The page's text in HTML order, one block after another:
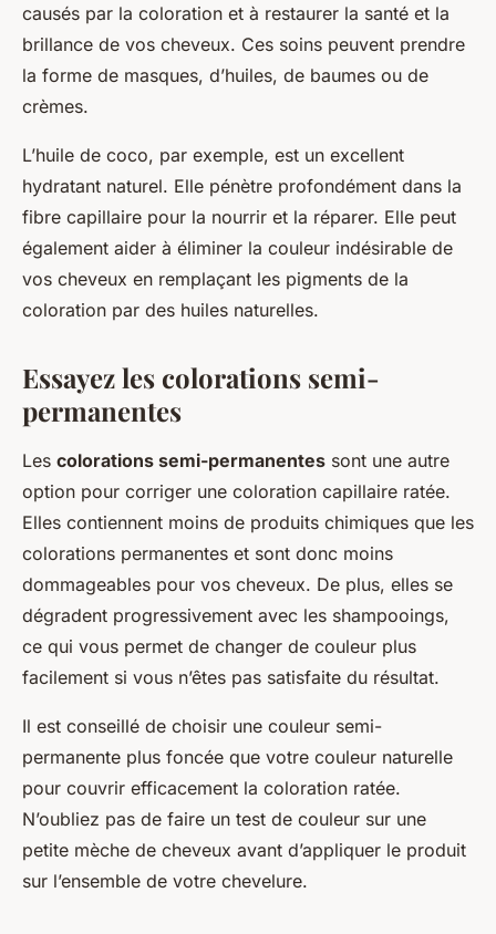
causés par la coloration et à restaurer la santé et la
brillance de vos cheveux. Ces soins peuvent prendre
la forme de masques, d’huiles, de baumes ou de
crèmes.
L’huile de coco, par exemple, est un excellent
hydratant naturel. Elle pénètre profondément dans la
fibre capillaire pour la nourrir et la réparer. Elle peut
également aider à éliminer la couleur indésirable de
vos cheveux en remplaçant les pigments de la
coloration par des huiles naturelles.
Essayez les colorations semi-
permanentes
Les colorations semi-permanentes sont une autre
option pour corriger une coloration capillaire ratée.
Elles contiennent moins de produits chimiques que les
colorations permanentes et sont donc moins
dommageables pour vos cheveux. De plus, elles se
dégradent progressivement avec les shampooings,
ce qui vous permet de changer de couleur plus
facilement si vous n’êtes pas satisfaite du résultat.
Il est conseillé de choisir une couleur semi-
permanente plus foncée que votre couleur naturelle
pour couvrir efficacement la coloration ratée.
N’oubliez pas de faire un test de couleur sur une
petite mèche de cheveux avant d’appliquer le produit
sur l’ensemble de votre chevelure.